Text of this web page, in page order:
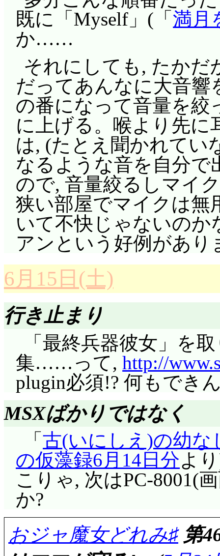
マグカップの底で召
ルモ召喚はトマトジ
はトマトジュースが
楓の手紙にそう書い
筋金入りだわ(^^;;; ム
既に「Myself」(「満月
か……
それにしても, たかだ
だってあんなに大音
の番になって音量を絞
に上げる。喉より先に
は, (たとえ聞かれてい
なるような音を自分
ので, 音量絞るしマイ
狭い部屋でマイクは無
いて不快じゃないの
アンという好例があり
6月15日(土)
行き止まり
「最終兵器彼女」を
集……って,http://
plugin必須!? 何もでき
MSXばかりではなく
「古(いにしえ)の幼
の仮藻録6月14日分よ
こりゃ, 次はPC-8001(
か?
おジャ魔女どれみ♯第